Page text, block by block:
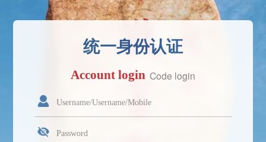
统一身份认证
Account login Code login